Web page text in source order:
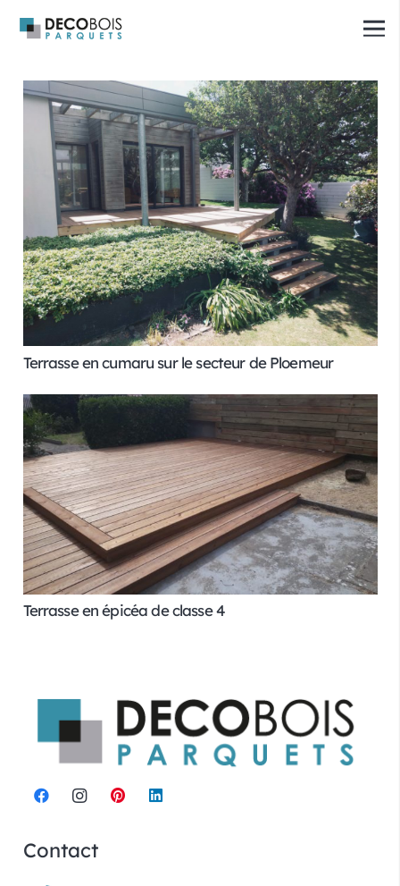
Terrasse en cumaru sur le secteur de Ploemeur
Terrasse en épicéa de classe 4
Contact